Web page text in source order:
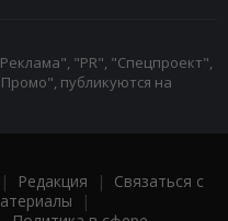
"PR", "Спецпроект",
публикуются на
| Редакция | Связаться с
|